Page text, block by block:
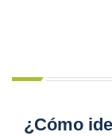
¿Cómo